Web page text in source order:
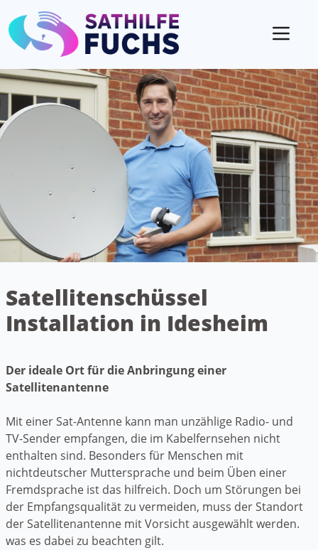
Satellitenschüssel
Installation in Idesheim
Der ideale Ort für die Anbringung einer
Satellitenantenne
Mit einer Sat-Antenne kann man unzählige Radio- und
TV-Sender empfangen, die im Kabelfernsehen nicht
enthalten sind. Besonders für Menschen mit
nichtdeutscher Muttersprache und beim Üben einer
Fremdsprache ist das hilfreich. Doch um Störungen bei
der Empfangsqualität zu vermeiden, muss der Standort
der Satellitenantenne mit Vorsicht ausgewählt werden.
was es dabei zu beachten gilt.